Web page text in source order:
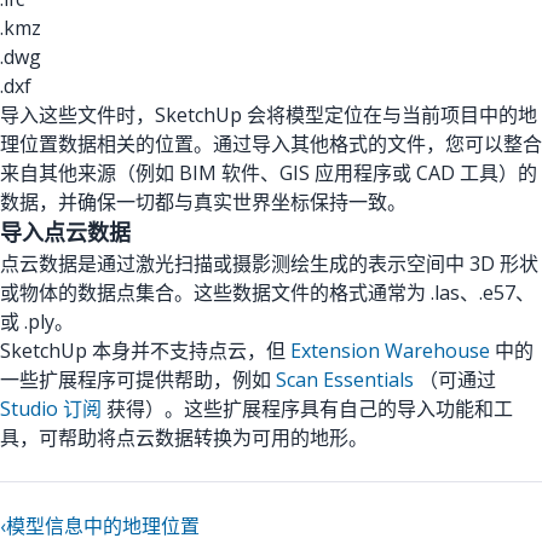
.kmz
.dwg
.dxf
导入这些文件时，SketchUp 会将模型定位在与当前项目中的地
理位置数据相关的位置。通过导入其他格式的文件，您可以整合
来自其他来源（例如 BIM 软件、GIS 应用程序或 CAD 工具）的
数据，并确保一切都与真实世界坐标保持一致。
导入点云数据
点云数据是通过激光扫描或摄影测绘生成的表示空间中 3D 形状
或物体的数据点集合。这些数据文件的格式通常为 .las、.e57、
或 .ply。
SketchUp 本身并不支持点云，但 Extension Warehouse 中的
一些扩展程序可提供帮助，例如 Scan Essentials （可通过
Studio 订阅 获得）。这些扩展程序具有自己的导入功能和工
具，可帮助将点云数据转换为可用的地形。
‹模型信息中的地理位置